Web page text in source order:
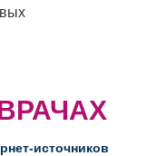
источников